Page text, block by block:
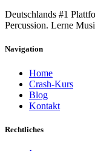
Deutschlands #1
Percussion. Lerne
Navigation
Home
Crash-Kurs
Blog
Kontakt
Rechtliches